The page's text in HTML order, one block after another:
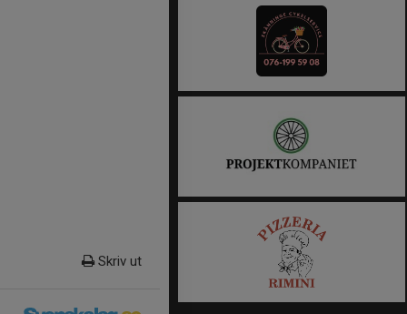
Skriv ut